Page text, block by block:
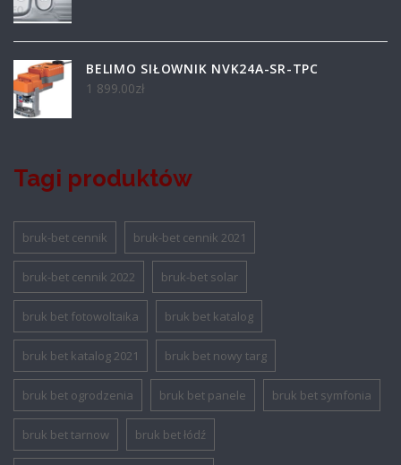
BELIMO SIŁOWNIK NVK24A-SR-TPC
1 899.00zł
Tagi produktów
bruk-bet cennik bruk-bet cennik 2021
bruk-bet cennik 2022 bruk-bet solar
bruk bet fotowoltaika bruk bet katalog
bruk bet katalog 2021 bruk bet nowy targ
bruk bet ogrodzenia bruk bet panele bruk bet symfonia
bruk bet tarnow bruk bet łódź